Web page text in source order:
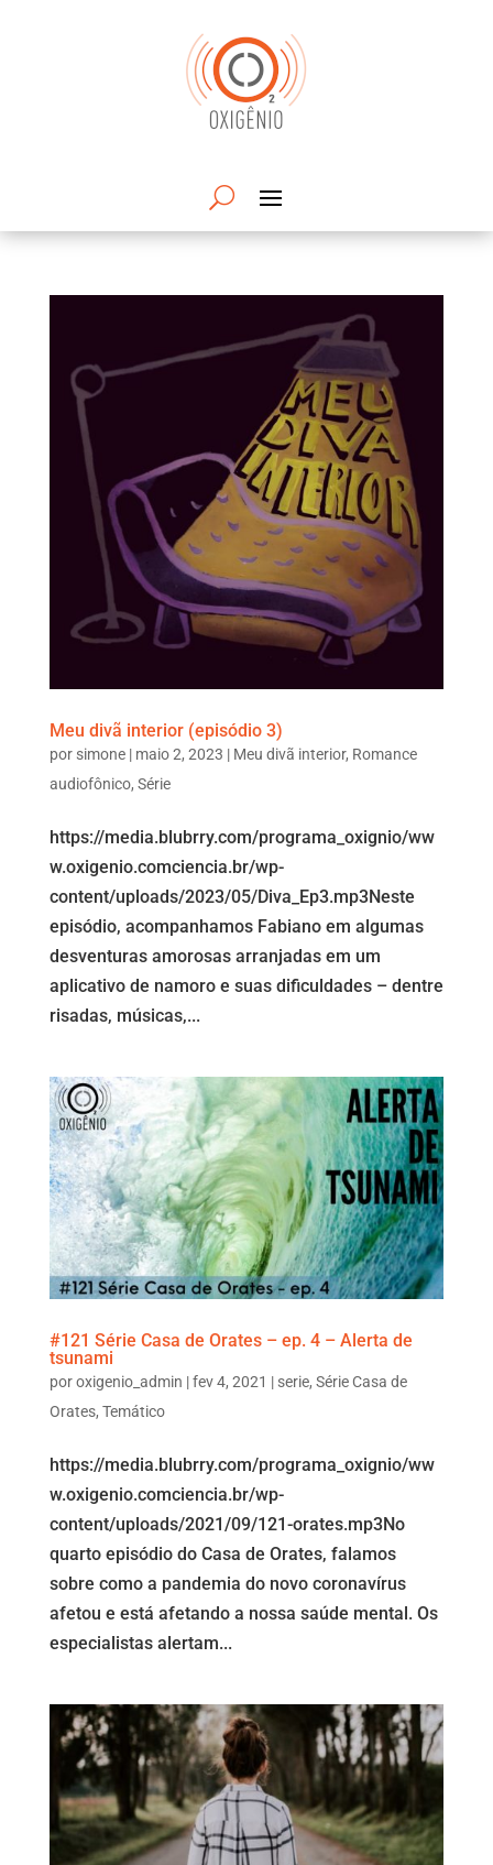
Meu divã interior (episódio 3)
por simone| maio 2, 2023 | Meu divã interior, Romance
audiofônico, Série
https://media.blubrry.com/programa_oxignio/ww
w.oxigenio.comciencia.br/wp-
content/uploads/2023/05/Diva_Ep3.mp3Neste
episódio, acompanhamos Fabiano em algumas
desventuras amorosas arranjadas em um
aplicativo de namoro e suas dificuldades – dentre
risadas, músicas,...
#121 Série Casa de Orates – ep. 4 – Alerta de
tsunami
poroxigenio_admin |fev 4, 2021 | serie, Série Casa de
Orates, Temático
https://media.blubrry.com/programa_oxignio/ww
w.oxigenio.comciencia.br/wp-
content/uploads/2021/09/121-orates.mp3No
quarto episódio do Casa de Orates, falamos
sobre como a pandemia do novo coronavírus
afetou e está afetando a nossa saúde mental. Os
especialistas alertam...